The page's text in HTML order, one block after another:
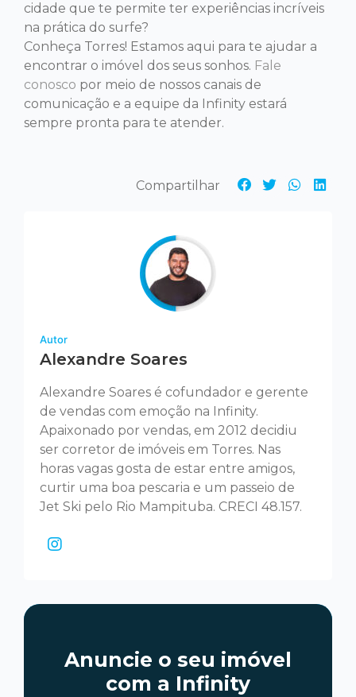
cidade que te permite ter experiências incríveis
na prática do surfe?
Conheça Torres! Estamos aqui para te ajudar a
encontrar o imóvel dos seus sonhos. Fale
conosco por meio de nossos canais de
comunicação e a equipe da Infinity estará
sempre pronta para te atender.
Autor
Alexandre Soares
Alexandre Soares é cofundador e gerente
de vendas com emoção na Infinity.
Apaixonado por vendas, em 2012 decidiu
ser corretor de imóveis em Torres. Nas
horas vagas gosta de estar entre amigos,
curtir uma boa pescaria e um passeio de
Jet Ski pelo Rio Mampituba. CRECI 48.157.
Anuncie o seu imóvel
com a Infinity